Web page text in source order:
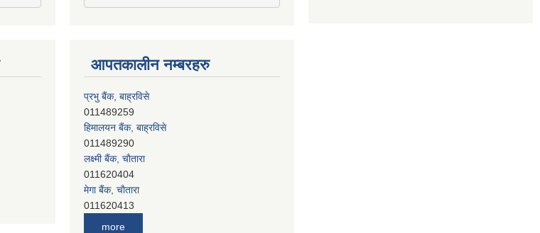
आपतकालीन नम्बरहरु
प्रभु बैंक, बाह्रविसे
011489259
हिमालयन बैंक, बाह्रविसे
011489290
लक्ष्मी बैंक, चाैतारा
011620404
मेगा बैंक, चाैतारा
011620413
more